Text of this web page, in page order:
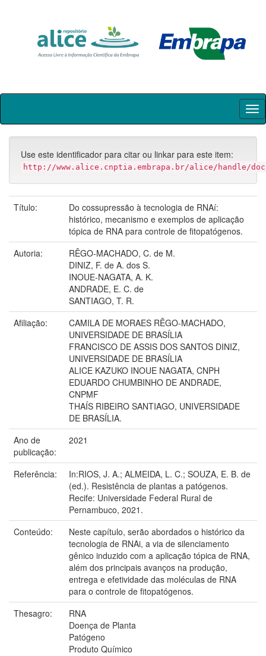
Skip
Use este identificador para citar ou linkar para este item:
http://www.alice.cnptia.embrapa.br/alice/handle/doc/
Título:
Do cossupressão à tecnologia de RNAí:
histórico, mecanismo e exemplos de aplicação
tópica de RNA para controle de fitopatógenos.
Autoria:
RÊGO-MACHADO, C. de M.
DINIZ, F. de A. dos S.
INOUE-NAGATA, A. K.
ANDRADE, E. C. de
SANTIAGO, T. R.
Afiliação:
CAMILA DE MORAES RÊGO-MACHADO,
UNIVERSIDADE DE BRASÍLIA
FRANCISCO DE ASSIS DOS SANTOS DINIZ,
UNIVERSIDADE DE BRASÍLIA
ALICE KAZUKO INOUE NAGATA, CNPH
EDUARDO CHUMBINHO DE ANDRADE,
CNPMF
THAÍS RIBEIRO SANTIAGO, UNIVERSIDADE
DE BRASÍLIA.
Ano de
publicação:
2021
Referência:
In:RIOS, J. A.; ALMEIDA, L. C.; SOUZA, E. B. de
(ed.). Resistência de plantas a patógenos.
Recife: Universidade Federal Rural de
Pernambuco, 2021.
Conteúdo:
Neste capítulo, serão abordados o histórico da
tecnologia de RNAi, a via de silenciamento
gênico induzido com a aplicação tópica de RNA,
além dos principais avanços na produção,
entrega e efetividade das moléculas de RNA
para o controle de fitopatógenos.
Thesagro:
RNA
Doença de Planta
Patógeno
Produto Químico